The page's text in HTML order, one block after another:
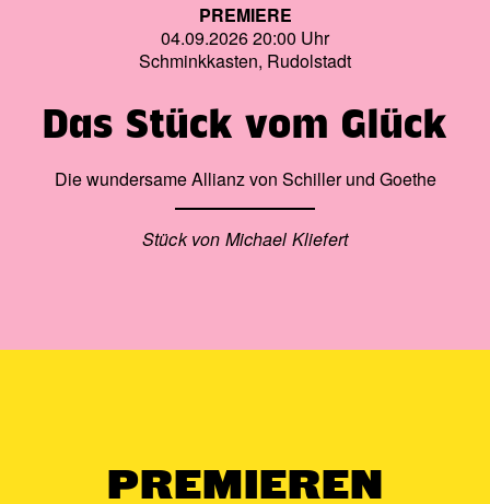
PREMIERE
04.09.2026 20:00 Uhr
Schminkkasten, Rudolstadt
Das Stück vom Glück
Die wundersame Allianz von Schiller und Goethe
Stück von Michael Kliefert
PREMIEREN